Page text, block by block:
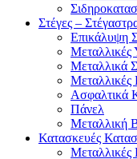
Στέγες –
Επικάλυψη
Μεταλλικές
Μεταλλικά
Μεταλλικές
Ασφαλτικά
Πάνελ
Μεταλλική
Κατασκευές